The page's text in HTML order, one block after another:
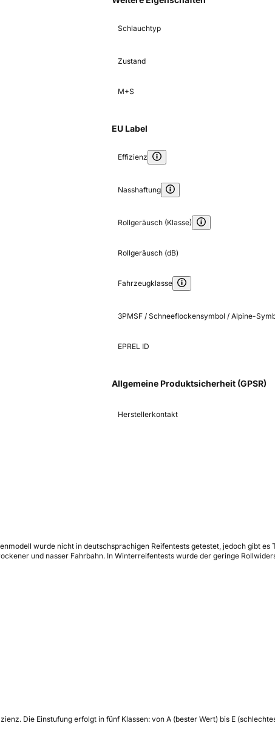
Schlauchtyp
Zustand
M+S
EU Label
Effizienz
Nasshaftung
Rollgeräusch (Klasse)
Rollgeräusch (dB)
Fahrzeugklasse
3PMSF / Schneeflockensymbol / Alpine-
EPREL ID
Allgemeine Produktsicherheit (GPSR)
Herstellerkontakt
wurde nicht in deutschsprachigen Reifentests getestet, jedoch gibt
und nasser Fahrbahn. In Winterreifentests wurde der geringe
Die Einstufung erfolgt in fünf Klassen: von A (bester Wert) bis E